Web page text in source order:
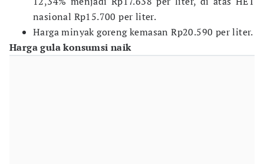
nasional Rp15.700 per liter.
Harga minyak goreng kemasan Rp20.590 per liter.
Harga gula konsumsi naik